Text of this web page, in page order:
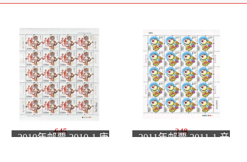
2010年邮票 2010-1 庚
645
2011年邮票 2011-1 辛
248